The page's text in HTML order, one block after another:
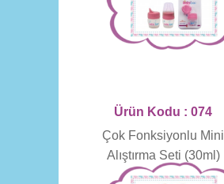
Ürün Kodu : 074
Çok Fonksiyonlu Mini
Alıştırma Seti (30ml)